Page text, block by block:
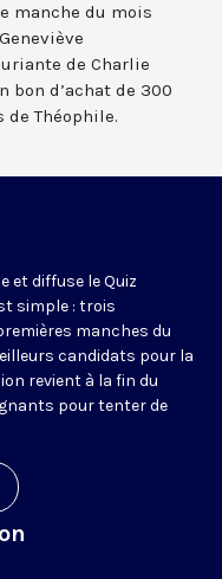
manche du mois
de Charlie
bon d’achat de 300
Théophile.
et diffuse le Quiz
simple : trois
manches du
candidats pour la
revient à la fin du
pour tenter de